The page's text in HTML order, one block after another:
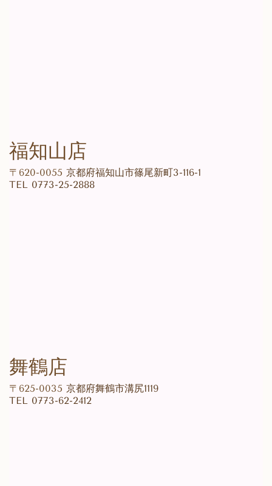
福知山店
〒620-0055 京都府福知山市篠尾新町3-116-1
TEL 0773-25-2888
舞鶴店
〒625-0035 京都府舞鶴市溝尻1119
TEL 0773-62-2412